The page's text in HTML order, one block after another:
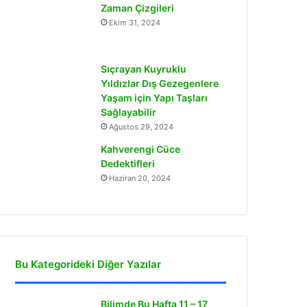
Zaman Çizgileri
Ekim 31, 2024
Sıçrayan Kuyruklu
Yıldızlar Dış Gezegenlere
Yaşam için Yapı Taşları
Sağlayabilir
Ağustos 29, 2024
Kahverengi Cüce
Dedektifleri
Haziran 20, 2024
Bu Kategorideki Diğer Yazılar
Bilimde Bu Hafta 11 – 17